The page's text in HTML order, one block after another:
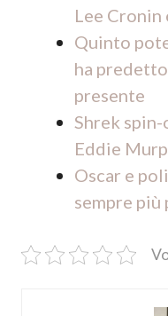
Lee Cronin
Quinto
ha
presente
Shrek
Eddie
Oscar e
sempre